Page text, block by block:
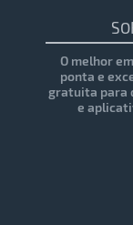
O melhor
ponta e
gratuita para
e